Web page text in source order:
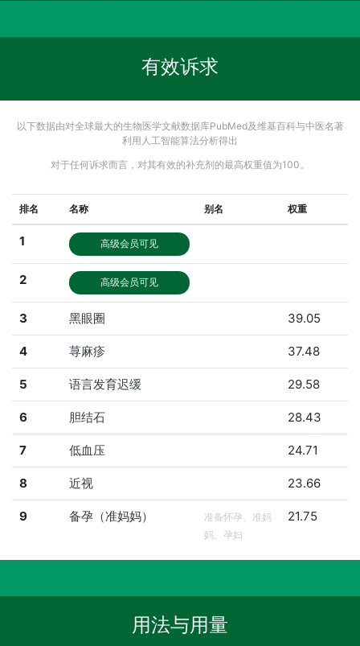
有效诉求
以下数据由对全球最大的生物医学文献数据库PubMed及维基百科与中医名著
利用人工智能算法分析得出
对于任何诉求而言，对其有效的补充剂的最高权重值为100。
排名 名称 别名 权重
1 高级会员可见
2 高级会员可见
3 黑眼圈 39.05
4 荨麻疹 37.48
5 语言发育迟缓 29.58
6 胆结石 28.43
7 低血压 24.71
8 近视 23.66
9 备孕（准妈妈）
准备怀孕、准妈
妈、孕妇
21.75
用法与用量